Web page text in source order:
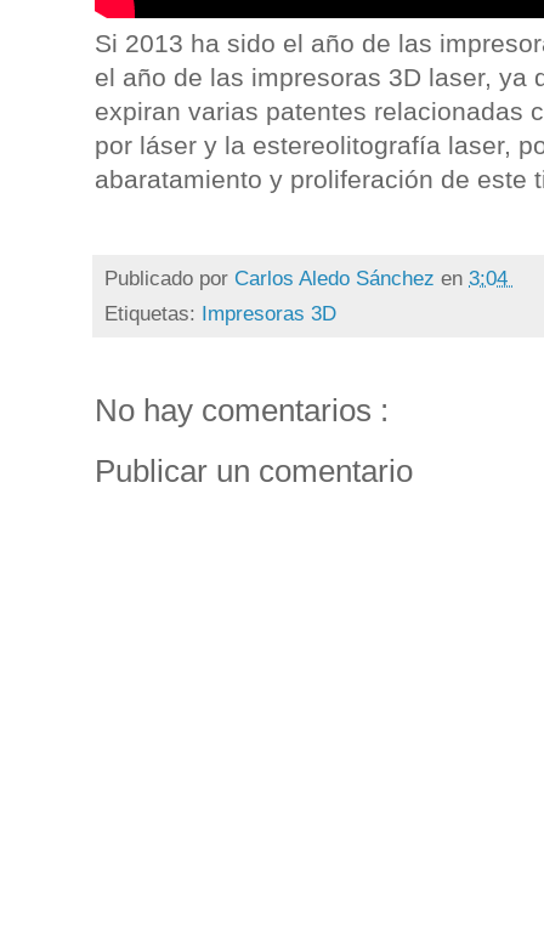
Si 2013 ha sido el año de las
el año de las impresoras 3D laser, ya
expiran varias patentes relacionadas
por láser y la estereolitografía laser,
abaratamiento y proliferación de este
Publicado por Carlos Aledo Sánchez en 3:04
Etiquetas: Impresoras 3D
No hay comentarios :
Publicar un comentario